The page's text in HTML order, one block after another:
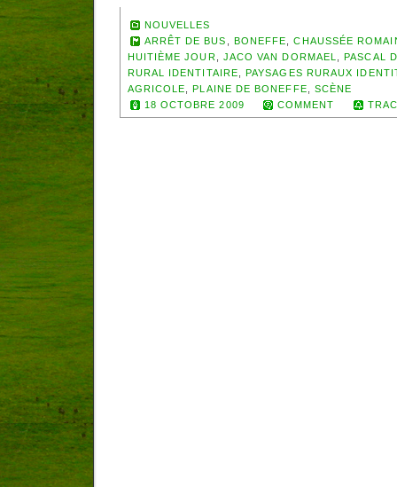
NOUVELLES
ARRÊT DE BUS
BONEFFE ,CHAUSSÉE
HUITIÈME JOUR
JACO VAN DORMAEL ,PASCAL
RURAL IDENTITAIRE ,PAYSAGES RURAUX
AGRICOLE ,PLAINE DE BONEFFE
SCÈNE
18 OCTOBRE 2009
COMMENT